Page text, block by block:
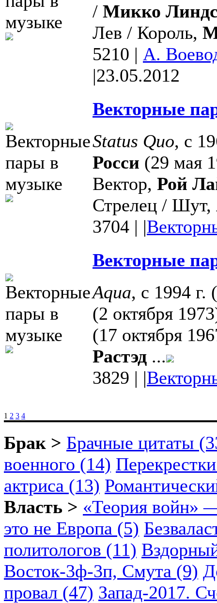
/ Микко
Лев / Король,
5210 | А.
|23.05.2012
Векторные
Status Quo, с
Росси (29 мая
Вектор, Рой
Стрелец / Шут,
3704 | |
Векторные
Aqua, с 1994
(2 октября
(17 октября
Растэд ...
3829 | |
1 2 3 4
Брак > Брачные цитаты
военного (14)
актриса (13)
Власть > «Теория войн»
это не Европа (5)
политологов (11)
Восток-3ф-3п, Смута (9)
провал (47) Запад-2017.